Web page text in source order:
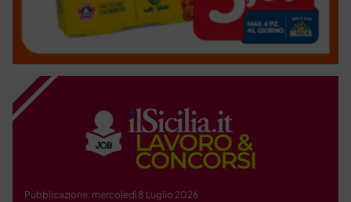
Pubblicazione: mercoledì 8 Luglio 2026